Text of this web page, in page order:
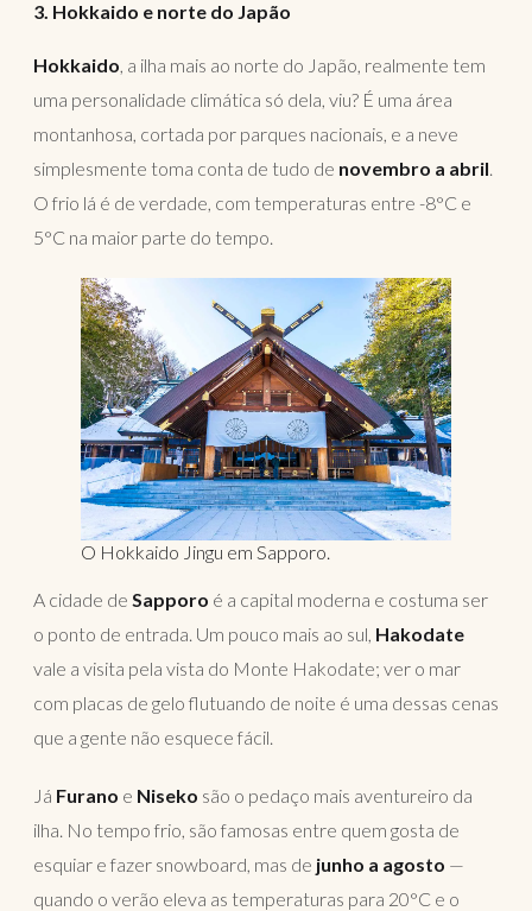
3. Hokkaido e norte do Japão
Hokkaido, a ilha mais ao norte do Japão, realmente tem
uma personalidade climática só dela, viu? É uma área
montanhosa, cortada por parques nacionais, e a neve
simplesmente toma conta de tudo de novembro a abril.
O frio lá é de verdade, com temperaturas entre -8°C e
5°C na maior parte do tempo.
O Hokkaido Jingu em Sapporo.
A cidade de Sapporo é a capital moderna e costuma ser
o ponto de entrada. Um pouco mais ao sul, Hakodate
vale a visita pela vista do Monte Hakodate; ver o mar
com placas de gelo flutuando de noite é uma dessas cenas
que a gente não esquece fácil.
Já Furano e Niseko são o pedaço mais aventureiro da
ilha. No tempo frio, são famosas entre quem gosta de
esquiar e fazer snowboard, mas de junho a agosto —
quando o verão eleva as temperaturas para 20°C e o